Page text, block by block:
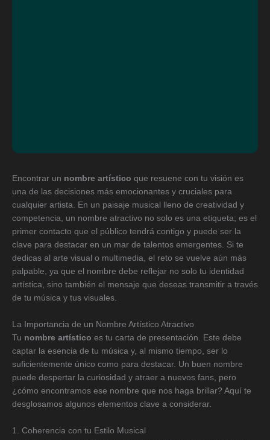
Encontrar un nombre artístico que resuene con tu visión es
una de las decisiones más emocionantes y cruciales para
cualquier artista. En un paisaje musical lleno de creatividad y
competencia, un nombre atractivo no solo es una etiqueta; es el
primer contacto que el público tendrá contigo y puede ser la
clave para destacar en un mar de talentos emergentes. Si te
dedicas al arte visual o multimedia, el reto se vuelve aún más
palpable, ya que el nombre debe reflejar no solo tu identidad
artística, sino también el mensaje que deseas transmitir a través
de tu música y tus visuales.
La Importancia de un Nombre Artístico Atractivo
Tu nombre artístico es tu carta de presentación. Este debe
captar la esencia de tu música y, al mismo tiempo, ser lo
suficientemente único como para destacar. Un buen nombre
puede despertar la curiosidad y atraer a nuevos fans, pero
¿cómo encontramos ese nombre que nos haga brillar? Aquí te
desglosamos algunos elementos clave a considerar.
1. Coherencia con tu Estilo Musical